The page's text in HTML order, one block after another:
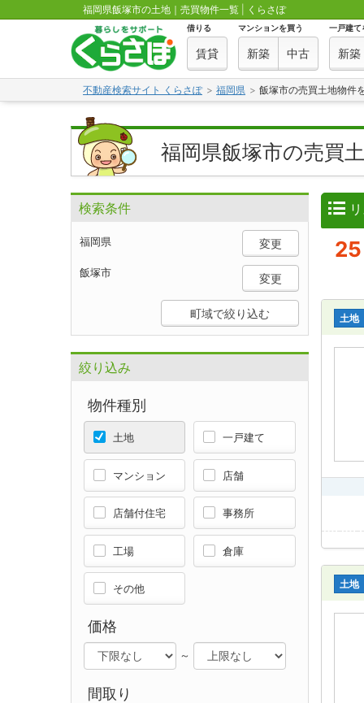
福岡県飯塚市の土地｜売買物件一覧 | くらさぽ
借りる
賃貸
マンションを買う
新築 中古
一戸建て
新築
不動産検索サイト くらさぽ 福岡県 飯塚市の売買土地物件
福岡県飯塚市の売買
リ
25
土地
土地
検索条件
福岡県 変更
飯塚市 変更
町域で絞り込む
絞り込み
物件種別
土地 一戸建て
マンション 店舗
店舗付住宅 事務所
工場 倉庫
その他
価格
～
間取り